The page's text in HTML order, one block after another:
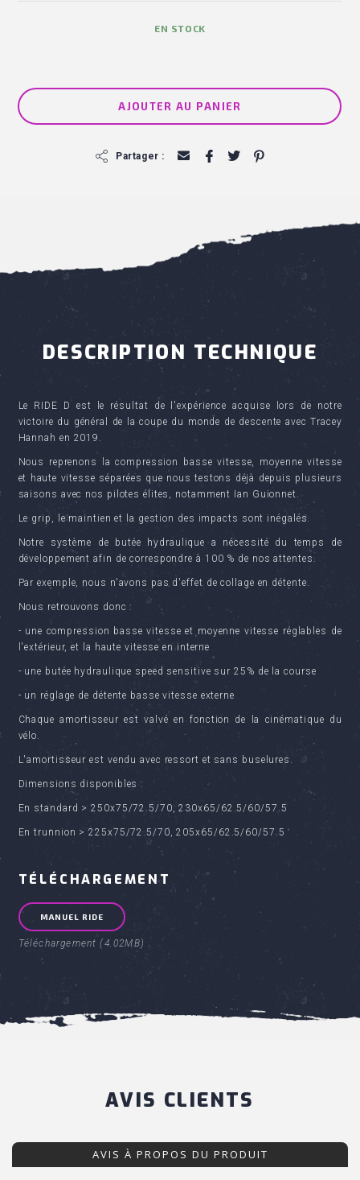
EN STOCK
AJOUTER AU PANIER
Partager : f
DESCRIPTION TECHNIQUE
Le RIDE D est le résultat de l'expérience acquise lors de notre
victoire du général de la coupe du monde de descente avec Tracey
Hannah en 2019.
Nous reprenons la compression basse vitesse, moyenne vitesse
et haute vitesse séparées que nous testons déjà depuis plusieurs
saisons avec nos pilotes élites, notamment Ian Guionnet.
Le grip, le maintien et la gestion des impacts sont inégalés.
Notre système de butée hydraulique a nécessité du temps de
développement afin de correspondre à 100 % de nos attentes.
Par exemple, nous n'avons pas d'effet de collage en détente.
Nous retrouvons donc :
- une compression basse vitesse et moyenne vitesse réglables de
l'extérieur, et la haute vitesse en interne
- une butée hydraulique speed sensitive sur 25% de la course
- un réglage de détente basse vitesse externe
Chaque amortisseur est valvé en fonction de la cinématique du
vélo.
L'amortisseur est vendu avec ressort et sans buselures.
Dimensions disponibles :
En standard > 250x75/72.5/70, 230x65/62.5/60/57.5
En trunnion > 225x75/72.5/70, 205x65/62.5/60/57.5
TÉLÉCHARGEMENT
MANUEL RIDE
Téléchargement (4.02MB)
AVIS CLIENTS
AVIS À PROPOS DU PRODUIT